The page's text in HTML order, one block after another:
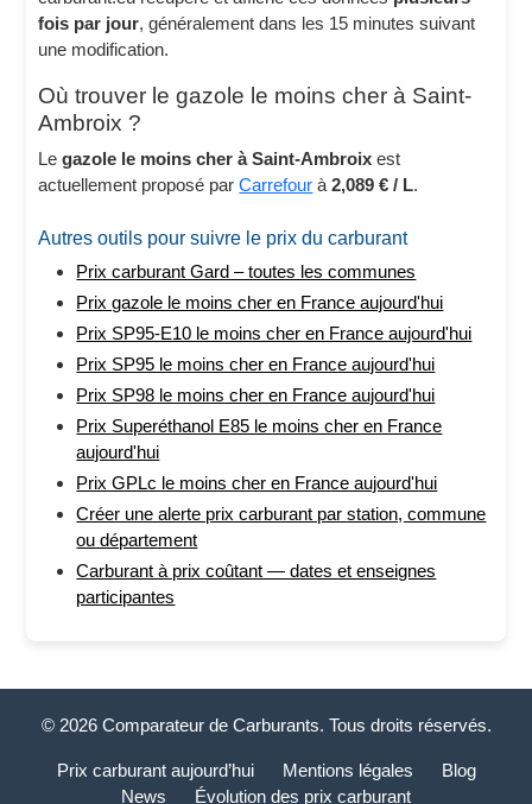
fois par jour, généralement dans les 15 minutes suivant
une modification.
Où trouver le gazole le moins cher à Saint-
Ambroix ?
Legazole le moins cher à Saint-Ambroix est
actuellement proposé parCarrefour à2,089 € / L.
Autres outils pour suivre le prix du carburant
Prix carburant Gard – toutes les communes
Prix gazole le moins cher en France aujourd'hui
Prix SP95-E10 le moins cher en France aujourd'hui
Prix SP95 le moins cher en France aujourd'hui
Prix SP98 le moins cher en France aujourd'hui
Prix Superéthanol E85 le moins cher en France
aujourd'hui
Prix GPLc le moins cher en France aujourd'hui
Créer une alerte prix carburant par station, commune
ou département
Carburant à prix coûtant — dates et enseignes
participantes
© 2026 Comparateur de Carburants. Tous droits réservés.
Prix carburant aujourd’hui Mentions légales
Blog
News
Évolution des prix carburant